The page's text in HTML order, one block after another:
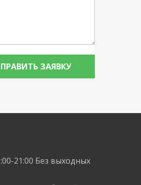
21:00 Без выходных